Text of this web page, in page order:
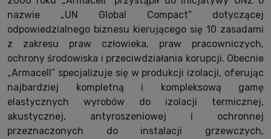
nazwie „UN Global Compact” dotyczącej
odpowiedzialnego biznesu kierującego się 10 zasadami
z zakresu praw człowieka, praw pracowniczych,
ochrony środowiska i przeciwdziałania korupcji. Obecnie
„Armacell” specjalizuje się w produkcji izolacji, oferując
najbardziej kompletną i kompleksową gamę
elastycznych wyrobów do izolacji termicznej,
akustycznej, antyroszeniowej i ochronnej
przeznaczonych do instalacji grzewczych,